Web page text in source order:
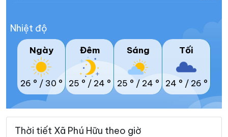
Nhiệt độ
Ngày
26 ° / 30 °
Đêm
25 ° / 24 °
Sáng
25 ° / 24 °
Tối
24 ° / 26 °
Thời tiết Xã Phú Hữu theo giờ